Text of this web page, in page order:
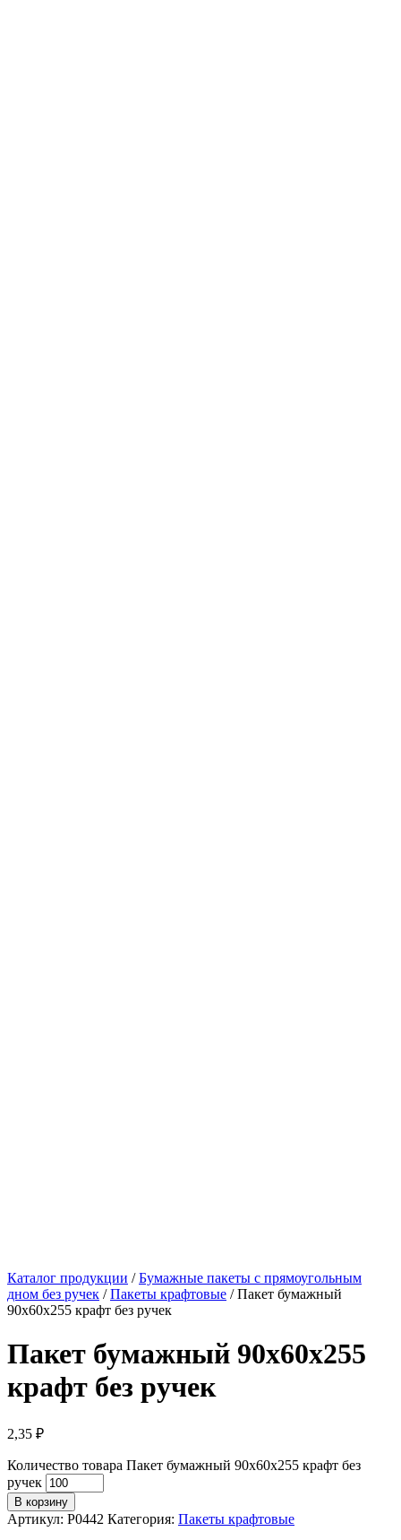
Каталог продукции /Бумажные пакеты с прямоугольным
дном без ручек /Пакеты крафтовые / Пакет бумажный
90х60х255 крафт без ручек
Пакет бумажный 90х60х255
крафт без ручек
2,35 ₽
Количество товара Пакет бумажный 90х60х255 крафт без
ручек
В корзину
Артикул: P0442 Категория: Пакеты крафтовые